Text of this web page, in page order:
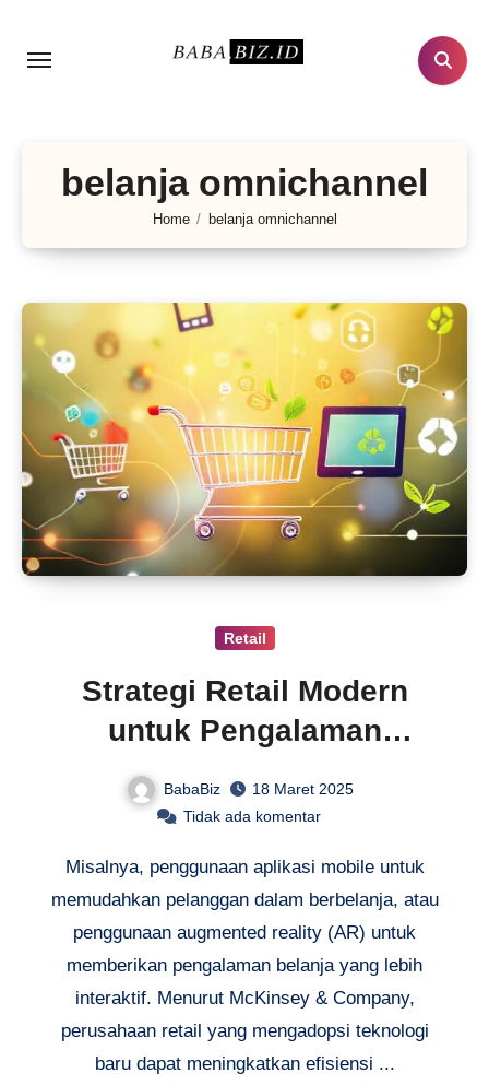
belanja omnichannel
Home belanja omnichannel
Retail
Strategi Retail Modern
untuk Pengalaman
BabaBiz
18 Maret 2025
Tidak ada komentar
Misalnya, penggunaan aplikasi mobile untuk
memudahkan pelanggan dalam berbelanja, atau
penggunaan augmented reality (AR) untuk
memberikan pengalaman belanja yang lebih
interaktif. Menurut McKinsey & Company,
perusahaan retail yang mengadopsi teknologi
baru dapat meningkatkan efisiensi ...